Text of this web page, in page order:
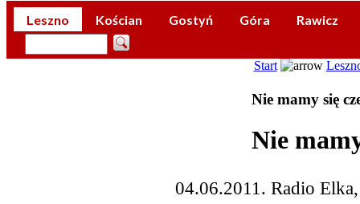
Leszno Kościan Gostyń Góra Rawicz
Start
Nie mamy się
Nie
04.06.2011. Radio